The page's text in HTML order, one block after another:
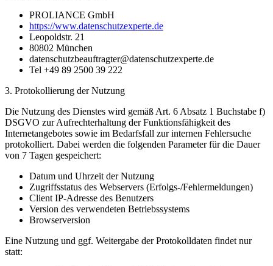
PROLIANCE GmbH
https://www.datenschutzexperte.de
Leopoldstr. 21
80802 München
datenschutzbeauftragter@datenschutzexperte.de
Tel +49 89 2500 39 222
3. Protokollierung der Nutzung
Die Nutzung des Dienstes wird gemäß Art. 6 Absatz 1 Buchstabe f)
DSGVO zur Aufrechterhaltung der Funktionsfähigkeit des
Internetangebotes sowie im Bedarfsfall zur internen Fehlersuche
protokolliert. Dabei werden die folgenden Parameter für die Dauer
von 7 Tagen gespeichert:
Datum und Uhrzeit der Nutzung
Zugriffsstatus des Webservers (Erfolgs-/Fehlermeldungen)
Client IP-Adresse des Benutzers
Version des verwendeten Betriebssystems
Browserversion
Eine Nutzung und ggf. Weitergabe der Protokolldaten findet nur
statt: